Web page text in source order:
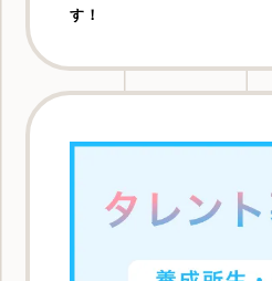
す！